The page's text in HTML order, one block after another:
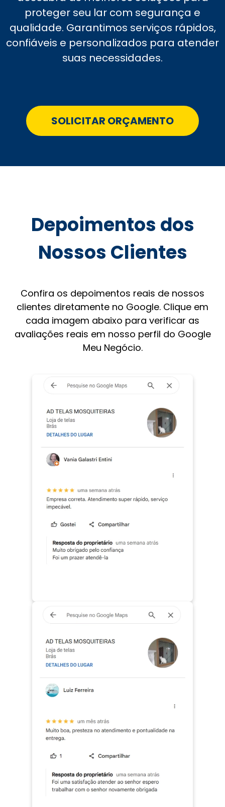
proteger seu lar com segurança e
qualidade. Garantimos serviços rápidos,
confiáveis e personalizados para atender
suas necessidades.
SOLICITAR ORÇAMENTO
Depoimentos dos
Nossos Clientes
Confira os depoimentos reais de nossos
clientes diretamente no Google. Clique em
cada imagem abaixo para verificar as
avaliações reais em nosso perfil do Google
Meu Negócio.